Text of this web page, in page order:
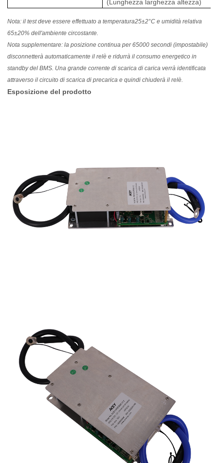
(Lunghezza larghezza altezza)
Nota: il test deve essere effettuato a temperatura25±2°C e umidità relativa
65±20% dell'ambiente circostante.
Nota supplementare: la posizione continua per 65000 secondi (impostabile)
disconnetterà automaticamente il relè e ridurrà il consumo energetico in
standby del BMS. Una grande corrente di scarica di carica verrà identificata
attraverso il circuito di scarica di precarica e quindi chiuderà il relè.
Esposizione del prodotto